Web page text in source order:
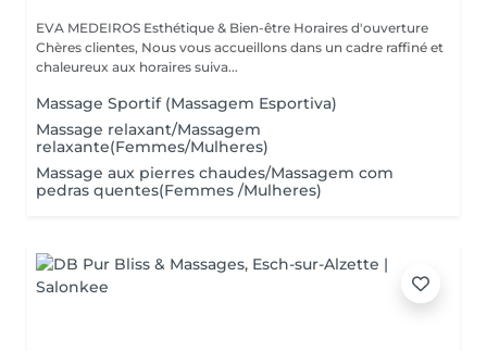
EVA MEDEIROS Esthétique & Bien-être Horaires d'ouverture
Chères clientes, Nous vous accueillons dans un cadre raffiné et
chaleureux aux horaires suiva...
Massage Sportif (Massagem Esportiva)
Massage relaxant/Massagem
relaxante(Femmes/Mulheres)
Massage aux pierres chaudes/Massagem com
pedras quentes(Femmes /Mulheres)